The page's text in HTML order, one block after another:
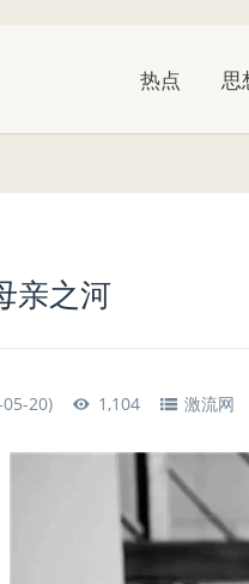
热点 思
亲之河
20) 1,104 激流网